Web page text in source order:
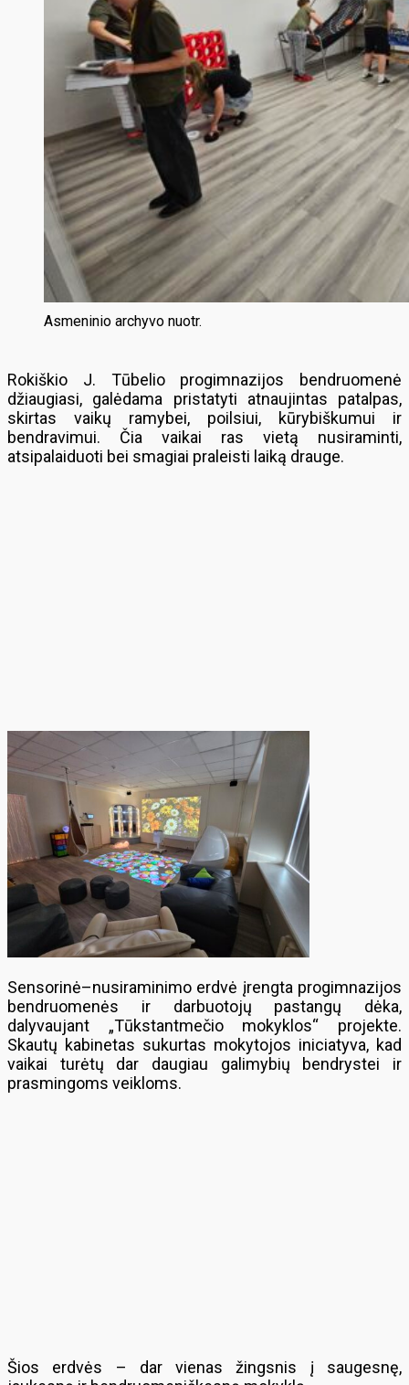
Asmeninio archyvo nuotr.
Rokiškio J. Tūbelio progimnazijos bendruomenė
džiaugiasi, galėdama pristatyti atnaujintas patalpas,
skirtas vaikų ramybei, poilsiui, kūrybiškumui ir
bendravimui. Čia vaikai ras vietą nusiraminti,
atsipalaiduoti bei smagiai praleisti laiką drauge.
Sensorinė–nusiraminimo erdvė įrengta progimnazijos
bendruomenės ir darbuotojų pastangų dėka,
dalyvaujant „Tūkstantmečio mokyklos“ projekte.
Skautų kabinetas sukurtas mokytojos iniciatyva, kad
vaikai turėtų dar daugiau galimybių bendrystei ir
prasmingoms veikloms.
Šios erdvės – dar vienas žingsnis į saugesnę,